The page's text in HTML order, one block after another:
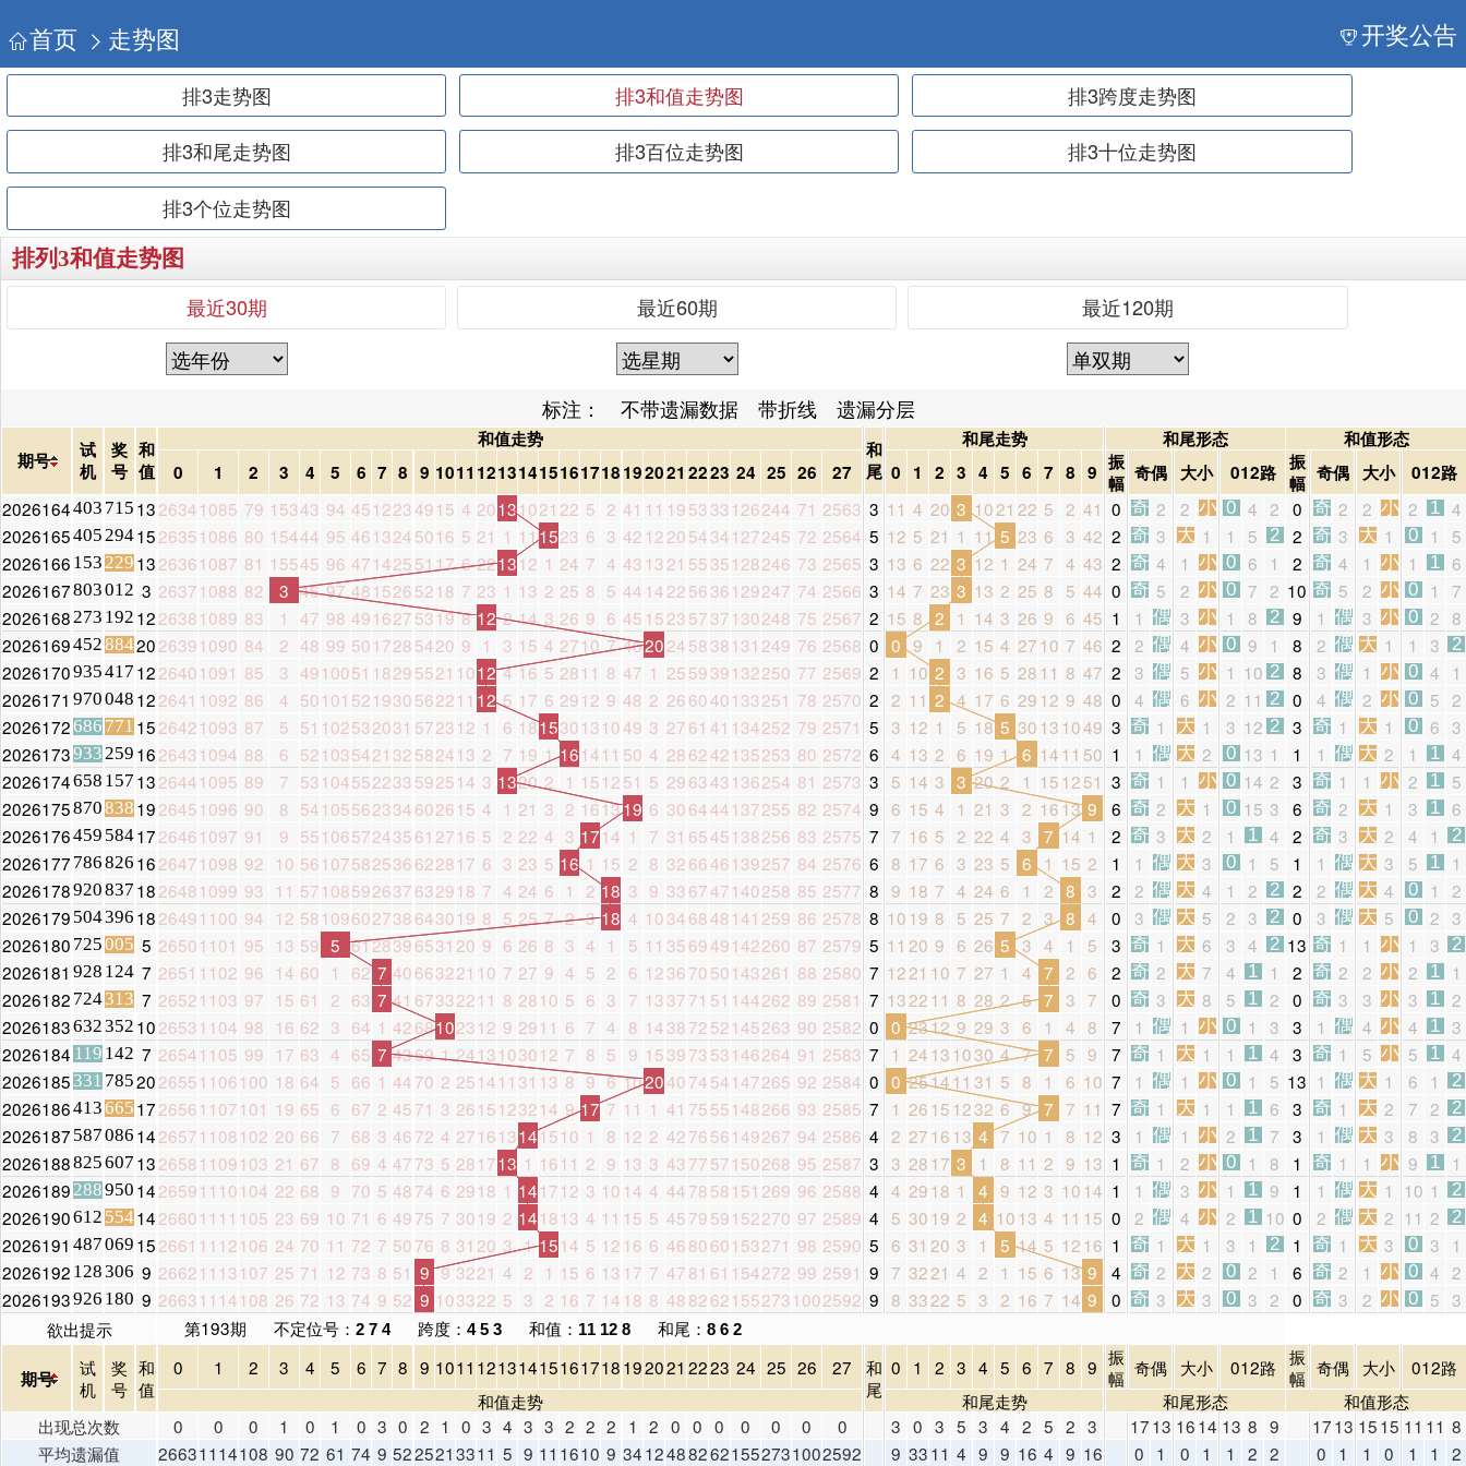
首页 走势图 开奖公告
排3走势图 排3和值走势图
排3跨度走势图
排3和尾走势图
排3百位走势图
排3十位走势图
排3个位走势图
排列3和值走势图
最近30期 最近60期 最近120期
标注： 不带遗漏数据 带折线 遗漏分层
期号
试
机
奖
号
和
值
和值走势
和
尾
和尾走势 和尾形态
和值形态
0
1 2 3 4 5 6 7 8 9 1011 12131415161718192021 2223 24 25 26 27 0 1 2 3 4 5 6 7 8 9 振
幅 奇偶 大小 012路 振
幅 奇偶 大小
012路
2026164403 715 1326341085 79 15343 94 4512234915 4 20131021 22 5 2 41 11 195333126244 71 2563 3 11 4 20 3 1021 22 5 2 41 0 奇 2 2 小 0 4 2 0 奇 2 2 小 2 1
4
2026165405 2941526351086 80 15444 95 4613245016 5 21 1 111523 6 3 42 12205434127245 72 2564 5 12 5 21 1 11 5 23 6 3 42 2 奇 3 大 1 1 5 2 2 奇 3 大 1 0 1
5
2026166 153 229 1326361087 81 15545 96 47142551 17 6 221312 1 24 7 4 43 1321 5535128246 73 2565 3 13 6 22 3 12 1 24 7 4 43 2 奇 4 1 小 0 6 1 2 奇 4 1 小 1 1
6
2026167803012 3 26371088 82 3 46 97 4815265218 7 23 1 13 2 25 8 5 44 14225636129247 74 2566 3 14 7 23 3 13 2 25 8 5 44 0 奇 5 2 小 0 7 2 10 奇 5 2 小 0 1
7
2026168 273 192 1226381089 83 1 47 98 4916275319 8 12 2 14 3 26 9 6 45 15235737130248 75 2567 2 15 8 2 1 14 3 26 9 6 45 1 1 偶 3 小 1 8 2 9 1 偶 3 小 0 2 8
20261694528842026391090 84 2 48 99 5017285420 9 1 3 15 4 2710 7 4620245838131 249 76 2568 0 0 9 1 2 15 4 2710 7 46 2 2 偶 4 小 0 9 1 8 2 偶 大 1 1 3 2
2026170935417 1226401091 85 3 4910051 18295521 1012 4 16 5 2811 8 47 1 255939132250 77 2569 2 1 10 2 3 16 5 2811 8 47 2 3 偶 5 小 1 10 2 8 3 偶 1 小 0 4
1
2026171 970048 122641 1092 86 4 50101 521930562211 12 5 17 6 2912 9 48 2 266040133251 78 2570 2 2 11 2 4 17 6 2912 9 48 0 4 偶 6 小 2 11 2 0 4 偶 2 小 0 5 2
2026172686 771 1526421093 87 5 51 102532031 572312 1 6 181530131049 3 2761 41 134252 79 2571 5 3 12 1 5 18 5 30131049 3 奇 1 大 1 3 12 2 3 奇 1 大 1 0 6 3
2026173933 259 1626431094 88 6 521035421 32582413 2 7 19 1 161411 50 4 286242135253 80 2572 6 4 13 2 6 19 1 6 1411 50 1 1 偶 大 2 0 13 1 1 1 偶 大 2 1 1
4
2026174658 157 1326441095 89 7 53104552233592514 3 1320 2 1 151251 5 296343136254 81 2573 3 5 14 3 3 20 2 1 151251 3 奇 1 1 小 0 14 2 3 奇 1 1 小 2 1
5
2026175870838 1926451096 90 8 54105562334602615 4 1 21 3 2 161319 6 306444137255 82 2574 9 6 15 4 1 21 3 2 1613 9 6 奇 2 大 1 0 15 3 6 奇 2 大 1 3 1
6
2026176459 5841726461097 91 9 5510657243561 2716 5 2 22 4 3 1714 1 7 31 6545138256 83 2575 7 7 16 5 2 22 4 3 7 14 1 2 奇 3 大 2 1 1 4 2 奇 3 大 2 4 1 2
2026177 786826 1626471098 92 10 56107582536622817 6 3 23 5 16 1 15 2 8 326646139257 84 2576 6 8 17 6 3 23 5 6 1 15 2 1 1 偶 大 3 0 1 5 1 1 偶 大 3 5 1
1
2026178920837 1826481099 93 11 57108592637632918 7 4 24 6 1 2 18 3 9 336747140258 85 2577 8 9 18 7 4 24 6 1 2 8 3 2 2 偶 大 4 1 2 2 2 2 偶 大 4 0 1
2
2026179 504396 1826491100 94 12 58109602738643019 8 5 25 7 2 3 18 4 10346848141 259 86 2578 8 1019 8 5 25 7 2 3 8 4 0 3 偶 大 5 2 3 2 0 3 偶 大 5 0 2 3
2026180 725005 5 26501101 95 13 59 5 6128396531 20 9 6 26 8 3 4 1 5 11 356949142260 87 2579 5 11 20 9 6 26 5 3 4 1 5 3 奇 1 大 6 3 4 2 13 奇 1 1 小 1 3 2
2026181 928 124 7 2651 1102 96 14 60 1 62 7 40663221 10 7 27 9 4 5 2 6 12367050143261 88 2580 7 1221 10 7 27 1 4 7 2 6 2 奇 2 大 7 4 1 1 2 奇 2 2 小 2 1
1
2026182 724313 7 26521103 97 15 61 2 63 7 41 67332211 8 2810 5 6 3 7 133771 51 144262 89 2581 7 132211 8 28 2 5 7 3 7 0 奇 3 大 8 5 1 2 0 奇 3 3 小 3 1
2
2026183632352 1026531104 98 16 62 3 64 1 4268102312 9 2911 6 7 4 8 14387252145263 90 2582 0 0 2312 9 29 3 6 1 4 8 7 1 偶 1 小 0 1 3 3 1 偶 4 小 4 1
3
2026184 119 142 7 26541105 99 17 63 4 65 7 4369 1 2413103012 7 8 5 9 15397353146264 91 2583 7 1 24131030 4 7 7 5 9 7 奇 1 大 1 1 1 4 3 奇 1 5 小 5 1
4
2026185 331 7852026551106100 18 64 5 66 1 4470 2 251411 31 13 8 9 6 1020407454147265 92 2584 0 0 251411 31 5 8 1 6 10 7 1 偶 1 小 0 1 5 13 1 偶 大 1 6 1 2
2026186413665 1726561107101 19 65 6 67 2 4571 3 2615123214 9 17 7 11 1 41 7555148266 93 2585 7 1 26151232 6 9 7 7 11 7 奇 1 大 1 1 1 6 3 奇 1 大 2 7 2 2
2026187 587086 1426571108102 20 66 7 68 3 4672 4 271613141510 1 8 12 2 427656149267 94 2586 4 2 271613 4 7 10 1 8 12 3 1 偶 1 小 2 1 7 3 1 偶 大 3 8 3 2
2026188825607 1326581109103 21 67 8 69 4 4773 5 281713 1 1611 2 9 13 3 437757150268 95 2587 3 3 2817 3 1 8 11 2 9 13 1 奇 1 2 小 0 1 8 1 奇 1 1 小 9 1
1
2026189 288950 1426591110104 22 68 9 70 5 4874 6 2918 1 141712 3 10 14 4 447858151 269 96 2588 4 4 2918 1 4 9 12 3 1014 1 1 偶 3 小 1 1 9 1 1 偶 大 1 10 1 2
2026190612 5541426601111 105 23 69 10 71 6 4975 7 3019 2 141813 4 11 15 5 457959152270 97 2589 4 5 3019 2 4 1013 4 11 15 0 2 偶 4 小 2 1 10 0 2 偶 大 2 11 2 2
2026191 487069 152661 1112106 24 70 11 72 7 5076 8 31 20 3 1 1514 5 12 16 6 468060153271 98 2590 5 6 31 20 3 1 5 14 5 1216 1 奇 1 大 1 3 1 2 1 奇 1 大 3 0 3
1
2026192 128306 9 26621113107 25 71 12 73 8 51 9 9 3221 4 2 1 15 6 13 17 7 4781 61 154272 99 2591 9 7 3221 4 2 1 15 6 13 9 4 奇 2 大 2 0 2 1 6 奇 2 1 小 0 4 2
2026193926 180 9 26631114108 26 72 13 74 9 52 9 103322 5 3 2 16 7 14 18 8 4882621552731002592 9 8 3322 5 3 2 16 7 14 9 0 奇 3 大 3 0 3 2 0 奇 3 2 小 0 5 3
欲出提示
第193期 不定位号： 2 7 4 跨度： 4 5 3 和值： 11 12 8 和尾： 8 6 2
期号
试
机
奖
号
和
值
0 1 2 3 4 5 6 7 8 9 1011 12131415161718192021 2223 24 25 26 27
和
尾
0 1 2 3 4 5 6 7 8 9 振
幅 奇偶 大小 012路 振
幅 奇偶 大小
012路
和值走势
和尾走势 和尾形态
和值形态
出现总次数
0 0 0 1 0 1 0 3 0 2 1 0 3 4 3 3 2 2 2 1 2 0 0 0 0 0 0 0 3 0 3 5 3 4 2 5 2 3 1713 1614 13 8 9 1713 1515 11 11 8
平均遗漏值
26631114108 90 72 61 74 9 5225213311 5 9 11 1610 9 34124882621552731002592 9 3311 4 9 9 16 4 9 16 0 1 0 1 1 2 2 0 1 1 0 1 1 2